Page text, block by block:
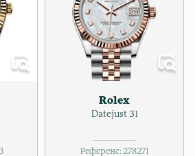
Rolex
Datejust 31
Референс: 278271